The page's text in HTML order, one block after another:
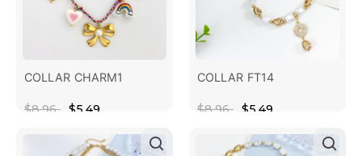
COLLAR CHARM1
$8.96 $5.49
COLLAR FT14
$8.96 $5.49